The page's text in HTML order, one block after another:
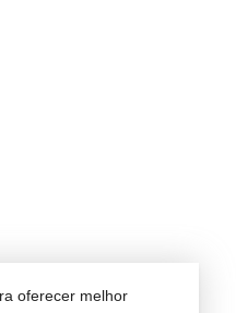
oferecer melhor